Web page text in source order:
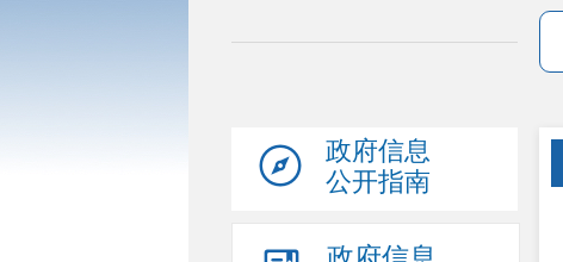
政府信息
公开指南